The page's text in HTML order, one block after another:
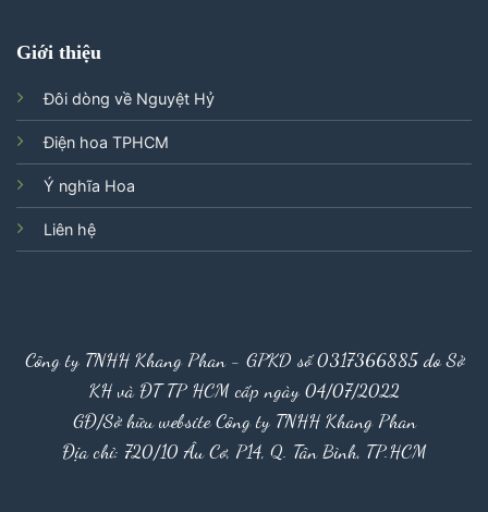
Giới thiệu
Đôi dòng về Nguyệt Hỷ
Điện hoa TPHCM
Ý nghĩa Hoa
Liên hệ
Công ty TNHH Khang Phan - GPKD số 0317366885 do Sở
KH và ĐT TP HCM cấp ngày 04/07/2022
GĐ/Sở hữu website Công ty TNHH Khang Phan
Địa chỉ: 720/10 Âu Cơ, P14, Q. Tân Bình, TP.HCM